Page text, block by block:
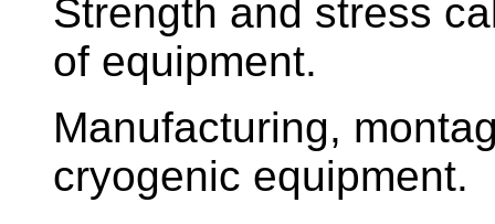
Strength and stress
of equipment.
Manufacturing,
cryogenic equipment.